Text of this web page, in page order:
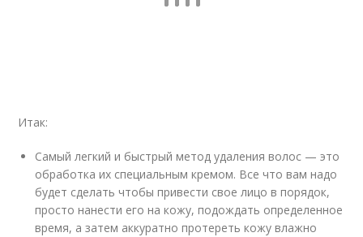
Итак:
Самый легкий и быстрый метод удаления волос — это
обработка их специальным кремом. Все что вам надо
будет сделать чтобы привести свое лицо в порядок,
просто нанести его на кожу, подождать определенное
время, а затем аккуратно протереть кожу влажно